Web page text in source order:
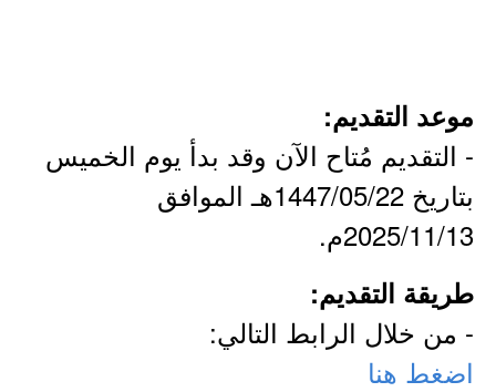
موعد التقديم:
- التقديم مُتاح الآن وقد بدأ يوم الخميس
بتاريخ 1447/05/22هـ الموافق
2025/11/13م.
طريقة التقديم:
- من خلال الرابط التالي:
اضغط هنا